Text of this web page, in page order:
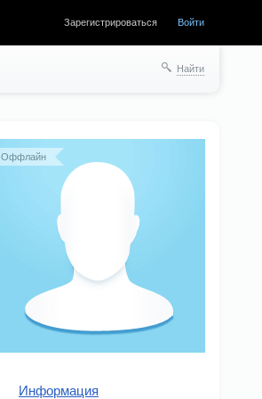
Зарегистрироваться Войти
Найти
Оффлайн
Информация